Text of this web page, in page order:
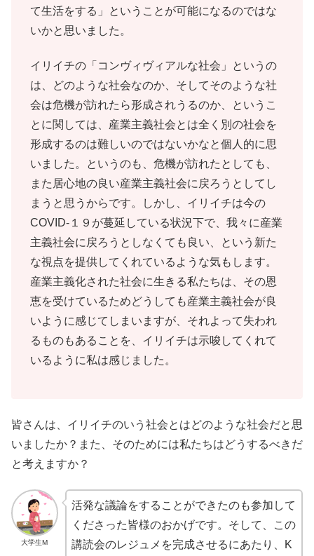
て生活をする」ということが可能になるのではな
いかと思いました。
イリイチの「コンヴィヴィアルな社会」というの
は、どのような社会なのか、そしてそのような社
会は危機が訪れたら形成されうるのか、というこ
とに関しては、産業主義社会とは全く別の社会を
形成するのは難しいのではないかなと個人的に思
いました。というのも、危機が訪れたとしても、
また居心地の良い産業主義社会に戻ろうとしてし
まうと思うからです。しかし、イリイチは今の
COVID-１９が蔓延している状況下で、我々に産業
主義社会に戻ろうとしなくても良い、という新た
な視点を提供してくれているような気もします。
産業主義化された社会に生きる私たちは、その恩
恵を受けているためどうしても産業主義社会が良
いように感じてしまいますが、それよって失われ
るものもあることを、イリイチは示唆してくれて
いるように私は感じました。
皆さんは、イリイチのいう社会とはどのような社会だと思
いましたか？また、そのためには私たちはどうするべきだ
と考えますか？
大学生M
活発な議論をすることができたのも参加して
くださった皆様のおかげです。そして、この
講読会のレジュメを完成させるにあたり、K